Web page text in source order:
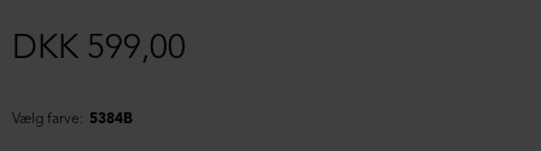
DKK 599,00
Vælg farve: 5384B